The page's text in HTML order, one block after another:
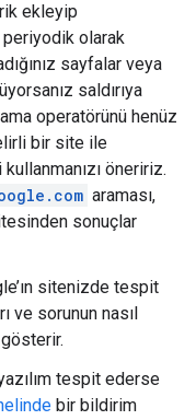
ekleyip
olarak
sayfalar veya
saldırıya
operatörünü henüz
bir site ile
öneririz.
araması,
sonuçlar
sitenizde tespit
ve sorunun nasıl
tespit ederse
bir bildirim